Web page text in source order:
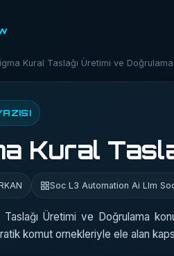
Kural Taslağı Üretimi ve Doğrulama
Kural
Soc L3 Automation Ai Llm
Taslağı Üretimi ve Doğrulama
komut ornekleriyle ele alan